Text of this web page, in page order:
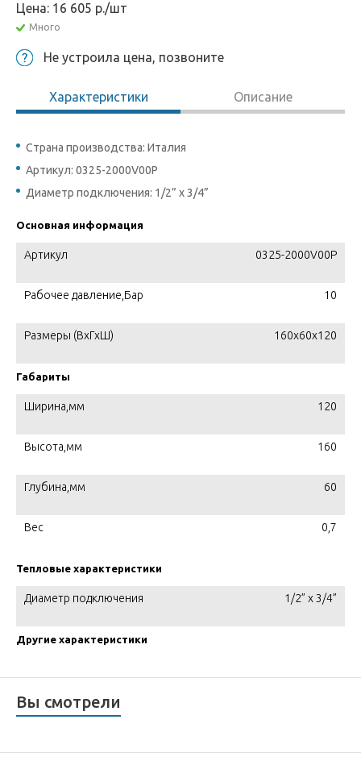
Цена: 16 605 р./шт
Много
Не устроила цена, позвоните
Характеристики Описание
Страна производства: Италия
Артикул: 0325-2000V00P
Диаметр подключения: 1/2” x 3/4”
Основная информация
Артикул 0325-2000V00P
Рабочее давление,Бар 10
Размеры (ВхГхШ) 160x60x120
Габариты
Ширина,мм 120
Высота,мм 160
Глубина,мм 60
Вес 0,7
Тепловые характеристики
Диаметр подключения 1/2” x 3/4”
Другие характеристики
Вы смотрели